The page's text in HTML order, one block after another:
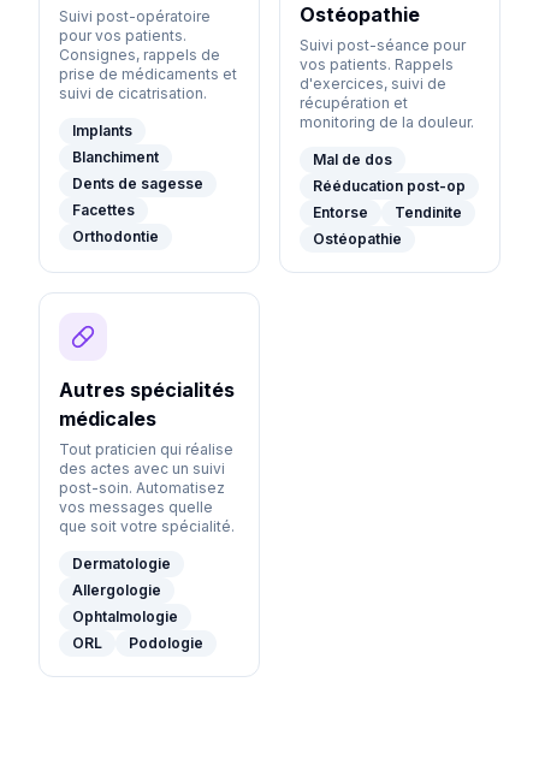
Suivi post-opératoire
pour vos patients.
Consignes, rappels de
prise de médicaments et
suivi de cicatrisation.
Implants
Blanchiment
Dents de sagesse
Facettes
Orthodontie
Ostéopathie
Suivi post-séance pour
vos patients. Rappels
d'exercices, suivi de
récupération et
monitoring de la douleur.
Mal de dos
Rééducation post-op
Entorse
Tendinite
Ostéopathie
Autres spécialités
médicales
Tout praticien qui réalise
des actes avec un suivi
post-soin. Automatisez
vos messages quelle
que soit votre spécialité.
Dermatologie
Allergologie
Ophtalmologie
ORL
Podologie